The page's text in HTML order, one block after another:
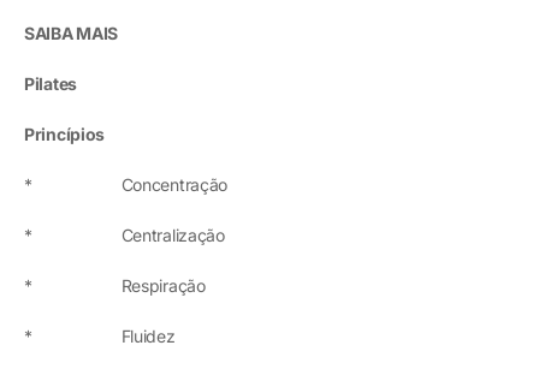
SAIBA MAIS
Pilates
Princípios
* Concentração
* Centralização
* Respiração
* Fluidez